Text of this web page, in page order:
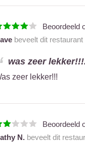
Beoordeeld
beveelt dit
was zeer
zeer lekker!!!
Beoordeeld
N.beveelt dit